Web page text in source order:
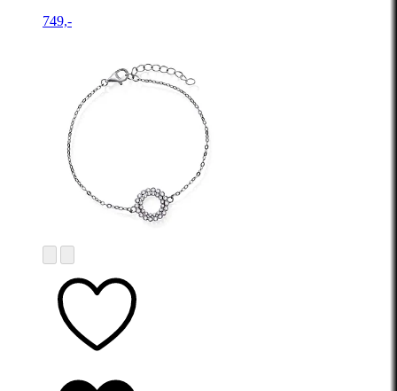
749,-